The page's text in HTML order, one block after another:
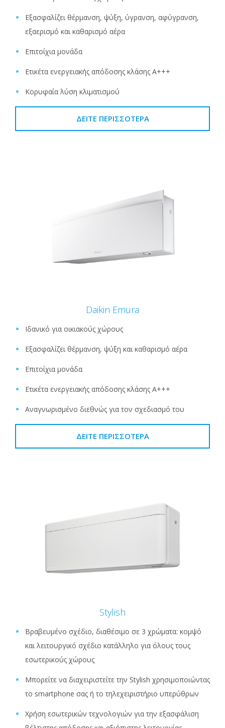
Εξασφαλίζει θέρμανση, ψύξη, ύγρανση, αφύγρανση,
εξαερισμό και καθαρισμό αέρα
Επιτοίχια μονάδα
Ετικέτα ενεργειακής απόδοσης κλάσης A+++
Κορυφαία λύση κλιματισμού
ΔΕΊΤΕ ΠΕΡΙΣΣΌΤΕΡΑ
Daikin Emura
Ιδανικό για οικιακούς χώρους
Εξασφαλίζει θέρμανση, ψύξη και καθαρισμό αέρα
Επιτοίχια μονάδα
Ετικέτα ενεργειακής απόδοσης κλάσης A+++
Αναγνωρισμένο διεθνώς για τον σχεδιασμό του
ΔΕΊΤΕ ΠΕΡΙΣΣΌΤΕΡΑ
Stylish
Βραβευμένο σχέδιο, διαθέσιμο σε 3 χρώματα: κομψό
και λειτουργικό σχέδιο κατάλληλο για όλους τους
εσωτερικούς χώρους
Μπορείτε να διαχειριστείτε την Stylish χρησιμοποιώντας
το smartphone σας ή το τηλεχειριστήριο υπερύθρων
Χρήση εσωτερικών τεχνολογιών για την εξασφάλιση